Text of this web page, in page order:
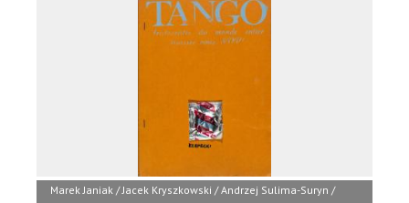
Marek Janiak / Jacek Kryszkowski / Andrzej Sulima-Suryn /